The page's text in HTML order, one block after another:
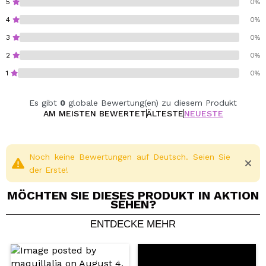
5 0%
4 0%
3 0%
2 0%
1 0%
Es gibt 0 globale Bewertung(en) zu diesem Produkt
AM MEISTEN BEWERTETÄLTESTENEUESTE
Noch keine Bewertungen auf Deutsch. Seien Sie
der Erste!
MÖCHTEN SIE DIESES PRODUKT IN AKTION
SEHEN?
ENTDECKE MEHR